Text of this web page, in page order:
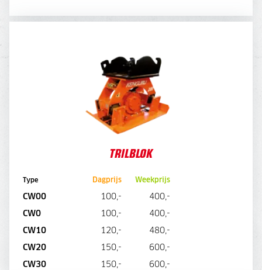
TRILBLOK
Type Dagprijs Weekprijs
CW00 100,- 400,-
CW0 100,- 400,-
CW10 120,- 480,-
CW20 150,- 600,-
CW30 150,- 600,-
DIRECT AANVRAGEN